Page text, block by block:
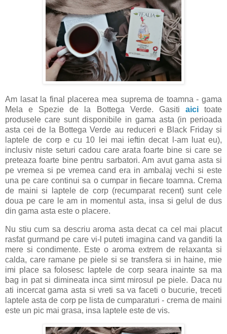
Am lasat la final placerea mea suprema de toamna - gama
Mela e Spezie de la Bottega Verde. Gasiti aicitoate
produsele care sunt disponibile in gama asta (in perioada
asta cei de la Bottega Verde au reduceri e Black Friday si
laptele de corp e cu 10 lei mai ieftin decat l-am luat eu),
inclusiv niste seturi cadou care arata foarte bine si care se
preteaza foarte bine pentru sarbatori. Am avut gama asta si
pe vremea si pe vremea cand era in ambalaj vechi si este
una pe care continui sa o cumpar in fiecare toamna. Crema
de maini si laptele de corp (recumparat recent) sunt cele
doua pe care le am in momentul asta, insa si gelul de dus
din gama asta este o placere.
Nu stiu cum sa descriu aroma asta decat ca cel mai placut
rasfat gurmand pe care vi-l puteti imagina cand va ganditi la
mere si condimente. Este o aroma extrem de relaxanta si
calda, care ramane pe piele si se transfera si in haine, mie
imi place sa folosesc laptele de corp seara inainte sa ma
bag in pat si dimineata inca simt mirosul pe piele. Daca nu
ati incercat gama asta si vreti sa va faceti o bucurie, treceti
laptele asta de corp pe lista de cumparaturi - crema de maini
este un pic mai grasa, insa laptele este de vis.